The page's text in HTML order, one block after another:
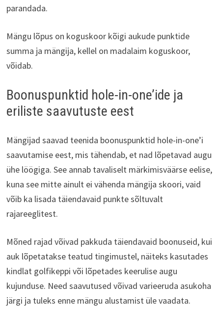
parandada.
Mängu lõpus on koguskoor kõigi aukude punktide
summa ja mängija, kellel on madalaim koguskoor,
võidab.
Boonuspunktid hole-in-one’ide ja
eriliste saavutuste eest
Mängijad saavad teenida boonuspunktid hole-in-one’i
saavutamise eest, mis tähendab, et nad lõpetavad augu
ühe löögiga. See annab tavaliselt märkimisväärse eelise,
kuna see mitte ainult ei vähenda mängija skoori, vaid
võib ka lisada täiendavaid punkte sõltuvalt
rajareeglitest.
Mõned rajad võivad pakkuda täiendavaid boonuseid, kui
auk lõpetatakse teatud tingimustel, näiteks kasutades
kindlat golfikeppi või lõpetades keerulise augu
kujunduse. Need saavutused võivad varieeruda asukoha
järgi ja tuleks enne mängu alustamist üle vaadata.